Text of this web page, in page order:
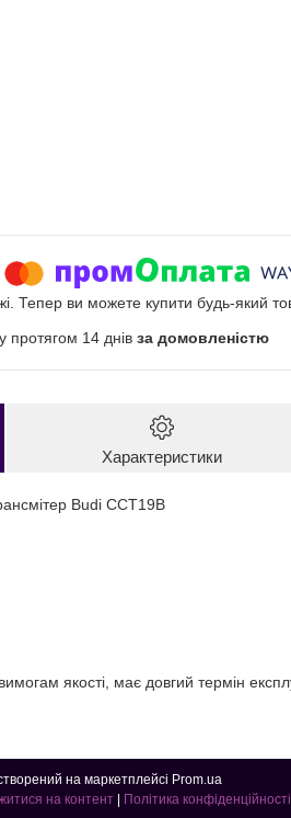
Тепер ви можете купити будь-який
протягом 14 днів за домовленістю
Характеристики
Budi CCT19B
якості, має довгий термін
на маркетплейсі Prom.ua
на контент Політика конфіденційності